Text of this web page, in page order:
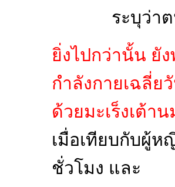
ระบุว่า
ยิ่งไปกว่านั้น ยั
กำลังกายเฉลี่ย
ด้วยมะเร็งเต้าน
เมื่อเทียบกับผู้ห
ชั่วโมง และ